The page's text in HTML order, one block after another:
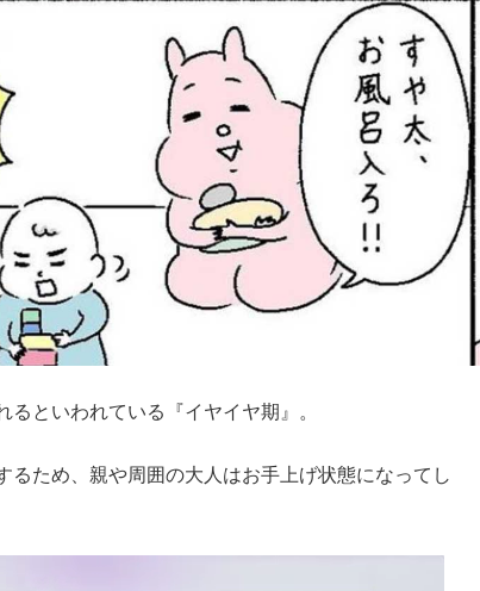
といわれている『イヤイヤ期』。
るため、親や周囲の大人はお手上げ状態になってし